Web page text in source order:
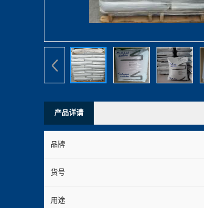
产品详请
品牌
货号
用途